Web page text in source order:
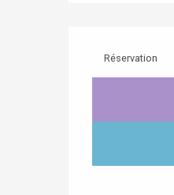
Réservation